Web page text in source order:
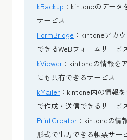
kBackup ：kintoneのデータ
サービス
FormBridge ：kintoneアカ
できるWeBフォームサービ
kViewer ：kintoneの情報を
にも共有できるサービス
kMailer ：kintone内の情報
で作成・送信できるサービ
PrintCreator ：kintoneの情
形式で出力できる帳票サー